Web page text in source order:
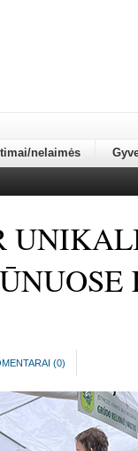
nelaimės
(0)